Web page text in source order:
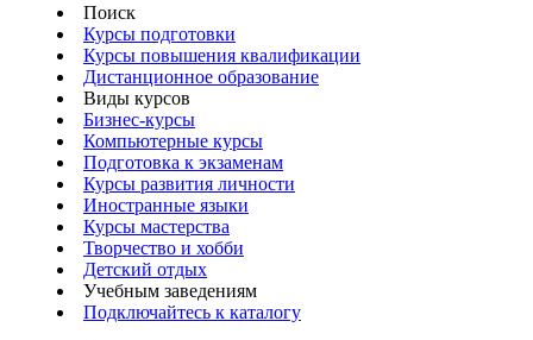
Поиск
Курсы подготовки
Курсы повышения квалификации
Дистанционное образование
Виды курсов
Бизнес-курсы
Компьютерные курсы
Подготовка к экзаменам
Курсы развития личности
Иностранные языки
Курсы мастерства
Творчество и хобби
Детский отдых
Учебным заведениям
Подключайтесь к каталогу